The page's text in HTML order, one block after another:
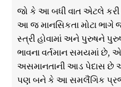
જો કે આ બધી વાત એટલે કરી
આ જ માનસિકતા મોટા
સ્ત્રી હોવામાં અને પુરુષને
ભાવના વર્તમાન સમયમાં
અસમાનતાની આડ પેદાસ
પણ બને કે આ સમલૈંગિક